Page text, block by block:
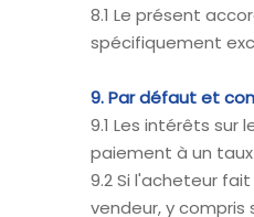
8.1 Le présent
spécifiquement
9. Par défaut et
9.1 Les intérêts
paiement à un
9.2 Si l'acheteur
vendeur, y